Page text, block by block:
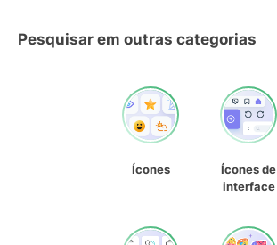
Pesquisar em outras categorias
Ícones
Ícones de
interface